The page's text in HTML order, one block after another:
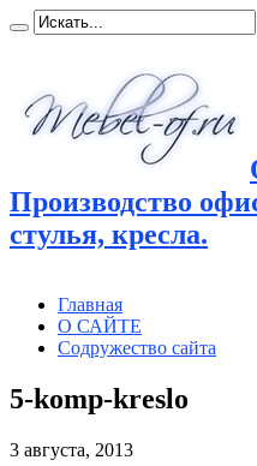
Производство
стулья, кресла.
Главная
О САЙТЕ
Содружество сайта
5-komp-kreslo
3 августа, 2013